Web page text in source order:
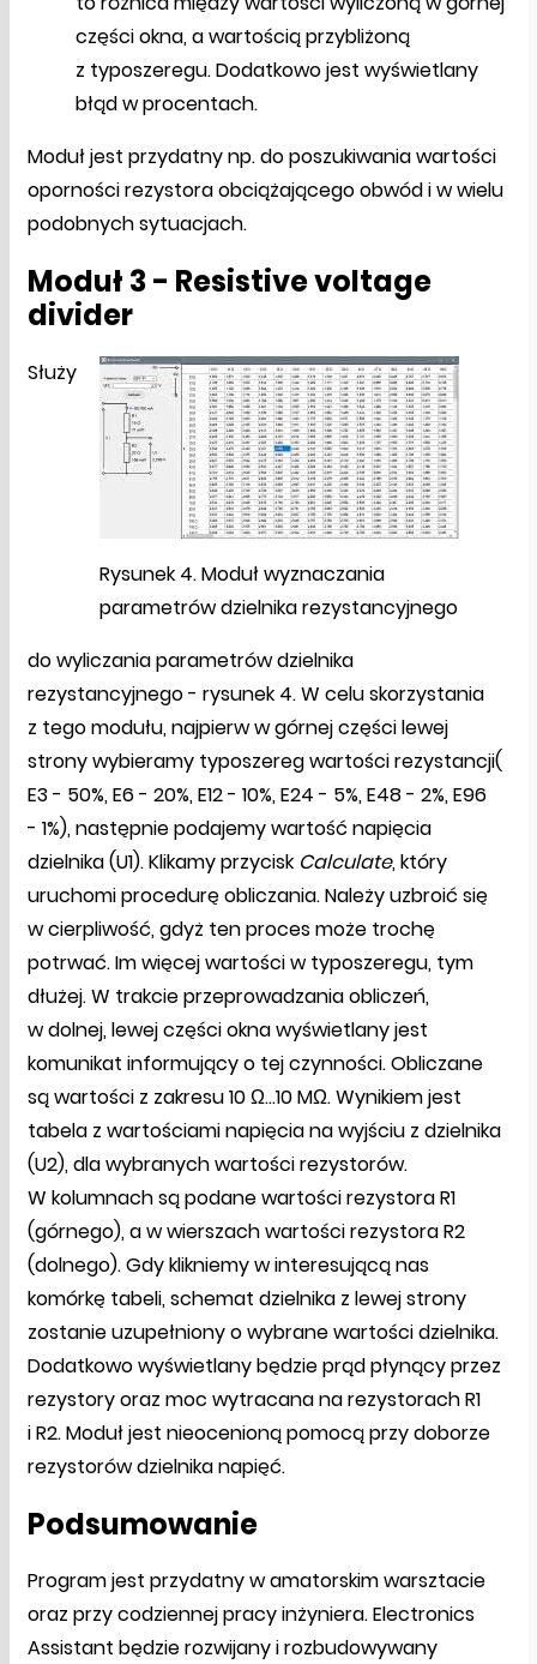
części okna, a wartością przybliżoną
z typoszeregu. Dodatkowo jest wyświetlany
błąd w procentach.
Moduł jest przydatny np. do poszukiwania wartości
oporności rezystora obciążającego obwód i w wielu
podobnych sytuacjach.
Moduł 3 - Resistive voltage
divider
Rysunek 4. Moduł wyznaczania
parametrów dzielnika rezystancyjnego
Służy
do wyliczania parametrów dzielnika
rezystancyjnego - rysunek 4. W celu skorzystania
z tego modułu, najpierw w górnej części lewej
strony wybieramy typoszereg wartości rezystancji(
E3 - 50%, E6 - 20%, E12 - 10%, E24 - 5%, E48 - 2%, E96
- 1%), następnie podajemy wartość napięcia
dzielnika (U1). Klikamy przycisk Calculate, który
uruchomi procedurę obliczania. Należy uzbroić się
w cierpliwość, gdyż ten proces może trochę
potrwać. Im więcej wartości w typoszeregu, tym
dłużej. W trakcie przeprowadzania obliczeń,
w dolnej, lewej części okna wyświetlany jest
komunikat informujący o tej czynności. Obliczane
są wartości z zakresu 10 Ω...10 MΩ. Wynikiem jest
tabela z wartościami napięcia na wyjściu z dzielnika
(U2), dla wybranych wartości rezystorów.
W kolumnach są podane wartości rezystora R1
(górnego), a w wierszach wartości rezystora R2
(dolnego). Gdy klikniemy w interesującą nas
komórkę tabeli, schemat dzielnika z lewej strony
zostanie uzupełniony o wybrane wartości dzielnika.
Dodatkowo wyświetlany będzie prąd płynący przez
rezystory oraz moc wytracana na rezystorach R1
i R2. Moduł jest nieocenioną pomocą przy doborze
rezystorów dzielnika napięć.
Podsumowanie
Program jest przydatny w amatorskim warsztacie
oraz przy codziennej pracy inżyniera. Electronics
Assistant będzie rozwijany i rozbudowywany